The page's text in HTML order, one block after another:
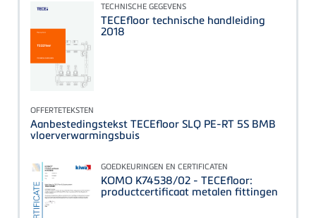
TECHNISCHE GEGEVENS
TECEfloor technische handleiding
2018
OFFERTETEKSTEN
Aanbestedingstekst TECEfloor SLQ PE-RT 5S BMB
vloerverwarmingsbuis
GOEDKEURINGEN EN CERTIFICATEN
KOMO K74538/02 - TECEfloor:
productcertificaat metalen fittingen